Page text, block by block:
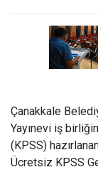
Çanakkale
Yayınevi iş
(KPSS)
Ücretsiz KPSS